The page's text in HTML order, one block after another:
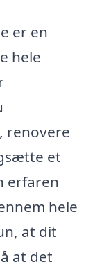
er en
hele
renovere
et
erfaren
hele
at dit
at det